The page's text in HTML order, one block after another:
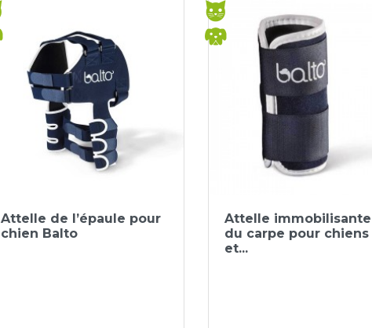
Aperçu rapide
Attelle de l’épaule pour
chien Balto
Aperçu rapide
Attelle immobilisante
du carpe pour chiens
et...